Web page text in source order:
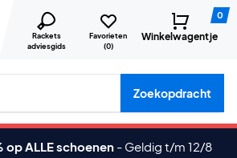
Rackets
adviesgids
Favorieten
(0)
0
Winkelwagentje
producten, merken etc.
Zoekopdracht
op ALLE schoenen - Geldig t/m 12/8